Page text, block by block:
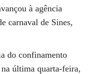
à agência
carnaval de Sines,
do confinamento
última quarta-feira,